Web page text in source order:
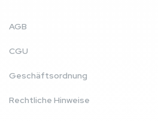
AGB
CGU
Geschäftsordnung
Rechtliche Hinweise